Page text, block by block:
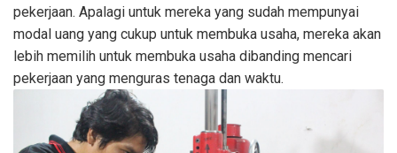
pekerjaan. Apalagi untuk mereka yang sudah mempunyai
modal uang yang cukup untuk membuka usaha, mereka akan
lebih memilih untuk membuka usaha dibanding mencari
pekerjaan yang menguras tenaga dan waktu.